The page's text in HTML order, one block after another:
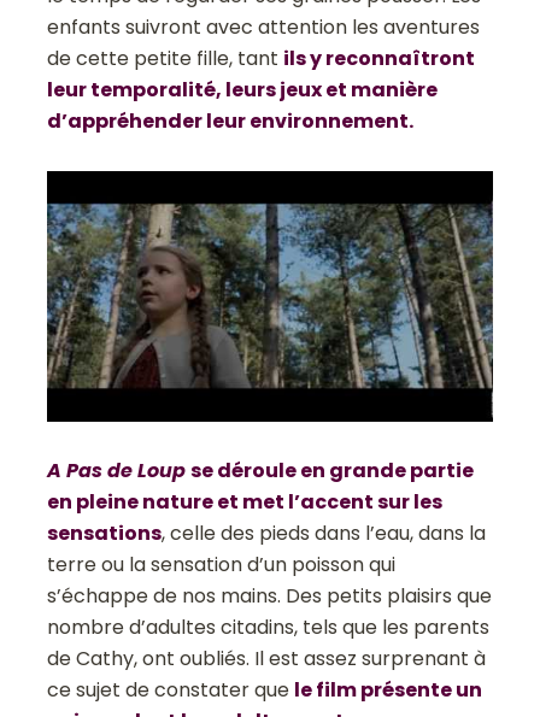
enfants suivront avec attention les aventures
de cette petite fille, tant ils y reconnaîtront
leur temporalité, leurs jeux et manière
d’appréhender leur environnement.
A Pas de Loupse déroule en grande partie
en pleine nature et met l’accent sur les
sensations, celle des pieds dans l’eau, dans la
terre ou la sensation d’un poisson qui
s’échappe de nos mains. Des petits plaisirs que
nombre d’adultes citadins, tels que les parents
de Cathy, ont oubliés. Il est assez surprenant à
ce sujet de constater que le film présente un